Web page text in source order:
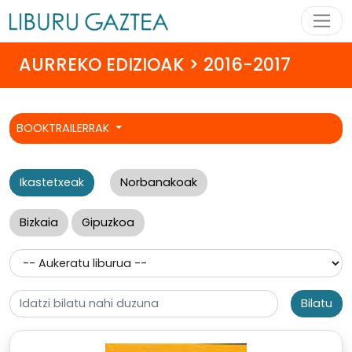
AURREKO EDIZIOAK > 2016-2017
BOOKTRAILERRAK
Ikastetxeak Norbanakoak
Bizkaia Gipuzkoa
Bilatu